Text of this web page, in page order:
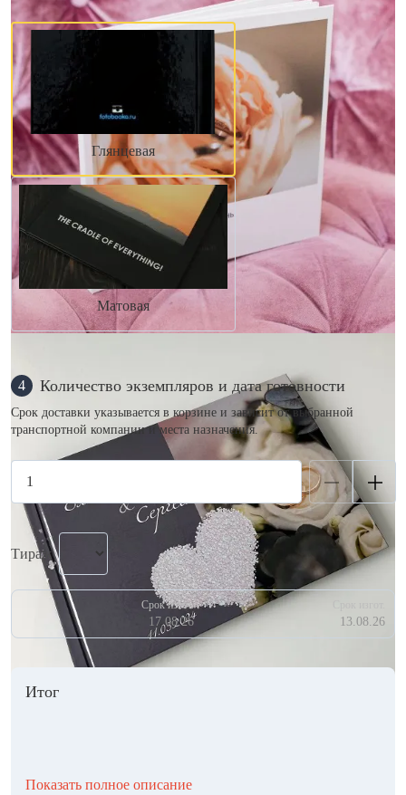
Глянцевая
Матовая
4 Количество экземпляров и дата готовности
Срок доставки указывается в корзине и зависит от выбранной
транспортной компании и места назначения.
Тираж
Срок изгот.
17.08.26 13.08.26
Итог
Показать полное описание